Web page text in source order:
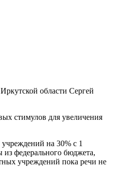
области Сергей
стимулов для увеличения
на 30% с 1
из федерального бюджета,
учреждений пока речи не